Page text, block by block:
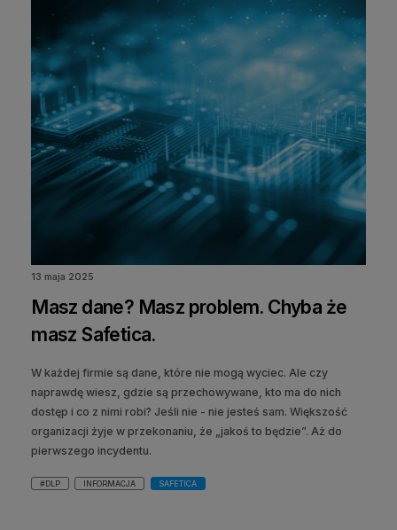
13 maja 2025
Masz dane? Masz problem. Chyba że
masz Safetica.
W każdej firmie są dane, które nie mogą wyciec. Ale czy
naprawdę wiesz, gdzie są przechowywane, kto ma do nich
dostęp i co z nimi robi? Jeśli nie - nie jesteś sam. Większość
organizacji żyje w przekonaniu, że „jakoś to będzie”. Aż do
pierwszego incydentu.
#DLP INFORMACJA SAFETICA